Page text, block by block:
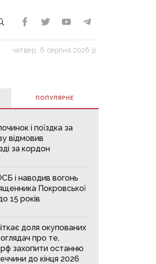
четвер, 6 серпня 2026 р.
ПОПУЛЯРНE
і поїздка за
відмовив
за кордон
і наводив вогонь
Покровської
15 років
доля окупованих
про те,
рф захопити останню
до кінця 2026